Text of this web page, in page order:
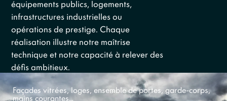
équipements publics, logements,
infrastructures industrielles ou
opérations de prestige. Chaque
réalisation illustre notre maîtrise
technique et notre capacité à relever des
défis ambitieux.
Façades vitrées, loges, ensemble de portes, garde-corps,
mains courantes…